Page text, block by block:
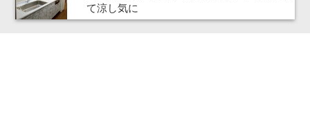
て涼し気に